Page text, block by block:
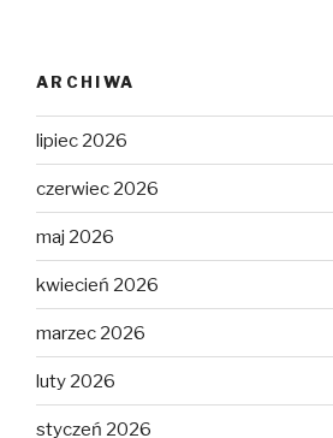
ARCHIWA
lipiec 2026
czerwiec 2026
maj 2026
kwiecień 2026
marzec 2026
luty 2026
styczeń 2026